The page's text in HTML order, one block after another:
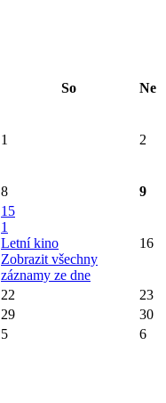
So Ne
1 2
8 9
15
1
Letní kino
Zobrazit všechny
záznamy ze dne
16
22
23
29
30
5 6